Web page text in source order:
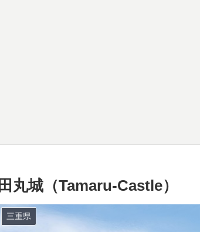
田丸城（Tamaru-Castle）
三重県